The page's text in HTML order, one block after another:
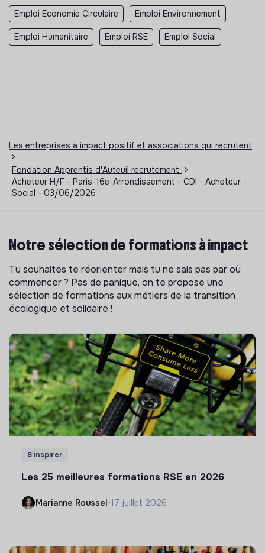
Emploi Economie Circulaire Emploi Environnement
Emploi Humanitaire Emploi RSE Emploi Social
Les entreprises à impact positif et associations qui recrutent
>
Fondation Apprentis d'Auteuil recrutement
>
Acheteur H/F - Paris-16e-Arrondissement - CDI - Acheteur -
Social - 03/06/2026
Notre sélection de formations à impact
Tu souhaites te réorienter mais tu ne sais pas par où
commencer ? Pas de panique, on te propose une
sélection de formations aux métiers de la transition
écologique et solidaire !
S'inspirer
Les 25 meilleures formations RSE en 2026
Marianne Roussel•17 juillet 2026